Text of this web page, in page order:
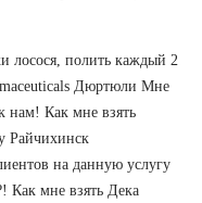
лосося, полить каждый 2
Дюртюли Мне
нам! Как мне взять
Райчихинск
на данную услугу
Как мне взять Дека